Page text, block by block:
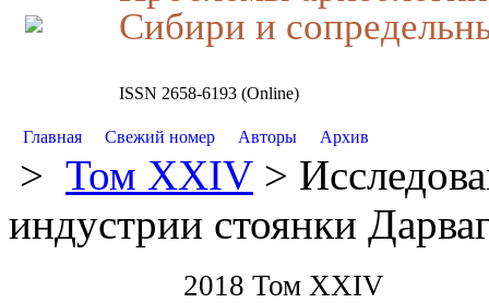
Сибири и
ISSN 2658-6193 (Online)
Главная Свежий номер Авторы Архив
> Том XXIV >
индустрии стоянки
2018 Том XXIV